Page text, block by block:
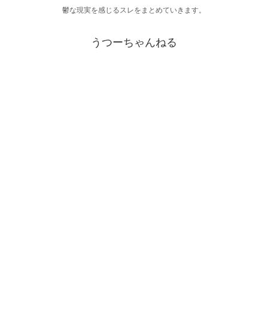
鬱な現実を感じるスレをまとめていきます。
うつーちゃんねる